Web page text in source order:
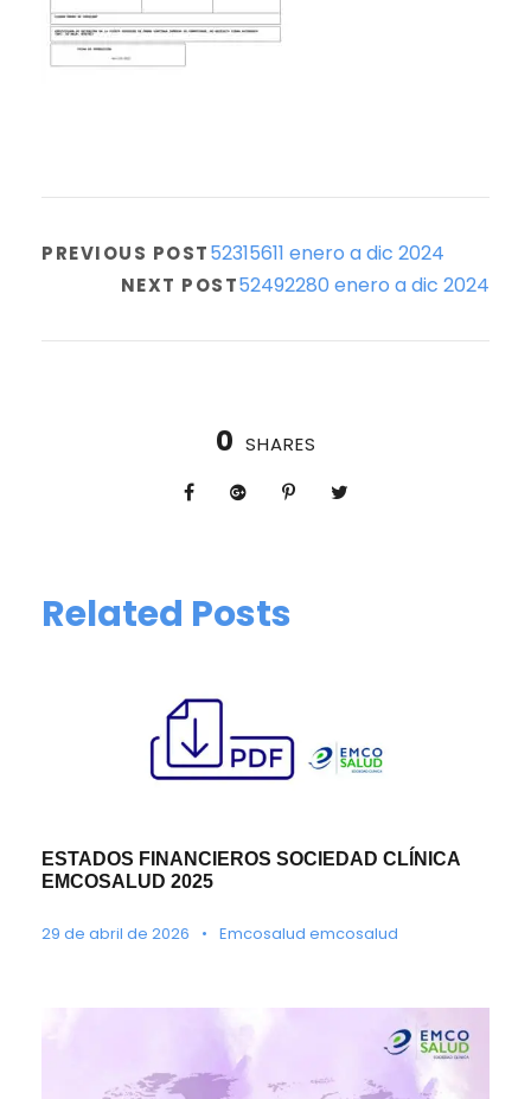
PREVIOUS POST52315611 enero a dic 2024
NEXT POST52492280 enero a dic 2024
0 SHARES
Related Posts
ESTADOS FINANCIEROS SOCIEDAD CLÍNICA
EMCOSALUD 2025
29 de abril de 2026 • Emcosalud emcosalud